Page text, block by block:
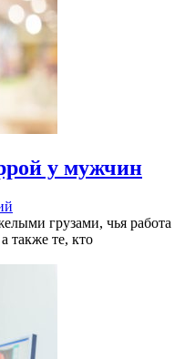
у мужчин
грузами, чья работа
также те, кто